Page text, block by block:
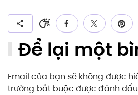
Để lại một
Email của bạn sẽ không được
trường bắt buộc được đánh dấu